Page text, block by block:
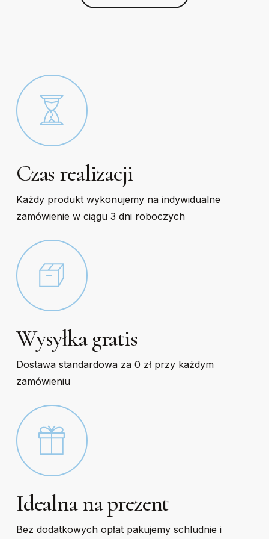
page
Czas realizacji
Każdy produkt wykonujemy na indywidualne
zamówienie w ciągu 3 dni roboczych
Wysyłka gratis
Dostawa standardowa za 0 zł przy każdym
zamówieniu
Idealna na prezent
Bez dodatkowych opłat pakujemy schludnie i